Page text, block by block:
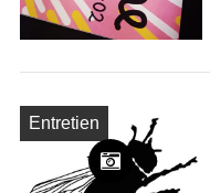
Entretien